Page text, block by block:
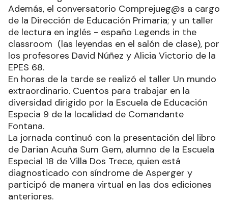
Además, el conversatorio Comprejueg@s a cargo
de la Dirección de Educación Primaria; y un taller
de lectura en inglés - españo Legends in the
classroom (las leyendas en el salón de clase), por
los profesores David Núñez y Alicia Victorio de la
EPES 68.
En horas de la tarde se realizó el taller Un mundo
extraordinario. Cuentos para trabajar en la
diversidad dirigido por la Escuela de Educación
Especia 9 de la localidad de Comandante
Fontana.
La jornada continuó con la presentación del libro
de Darian Acuña Sum Gem, alumno de la Escuela
Especial 18 de Villa Dos Trece, quien está
diagnosticado con síndrome de Asperger y
participó de manera virtual en las dos ediciones
anteriores.